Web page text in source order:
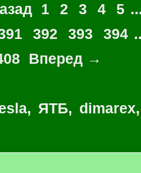
1 2 3 4 5
392 393 394
Вперед →
, ЯТБ, dimarex